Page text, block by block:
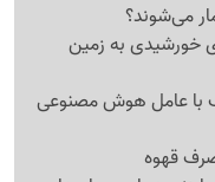
می‌شوند؟
خورشیدی به زمین
با عامل هوش مصنوعی
قهوه